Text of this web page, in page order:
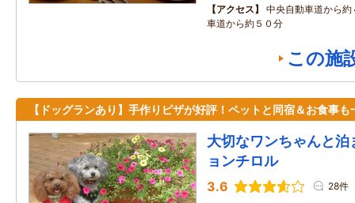
アクセス
中央自動車道から
車道から約５０分
この施
【ドッグランあり】手作りピザが好評！ペットと同宿＆お食事も
大切なワンちゃんと
ョンチロル
3.6 28件